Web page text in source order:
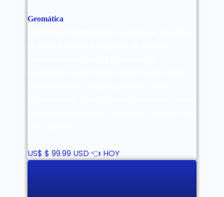
Geomática
US$ $ 99.99 USD 👈 HOY